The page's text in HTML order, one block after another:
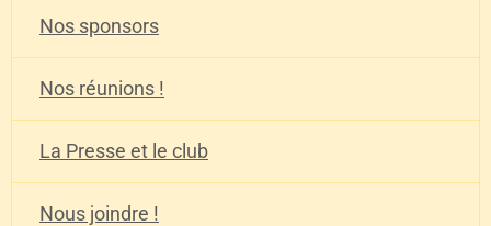
Nos sponsors
Nos réunions !
La Presse et le club
Nous joindre !